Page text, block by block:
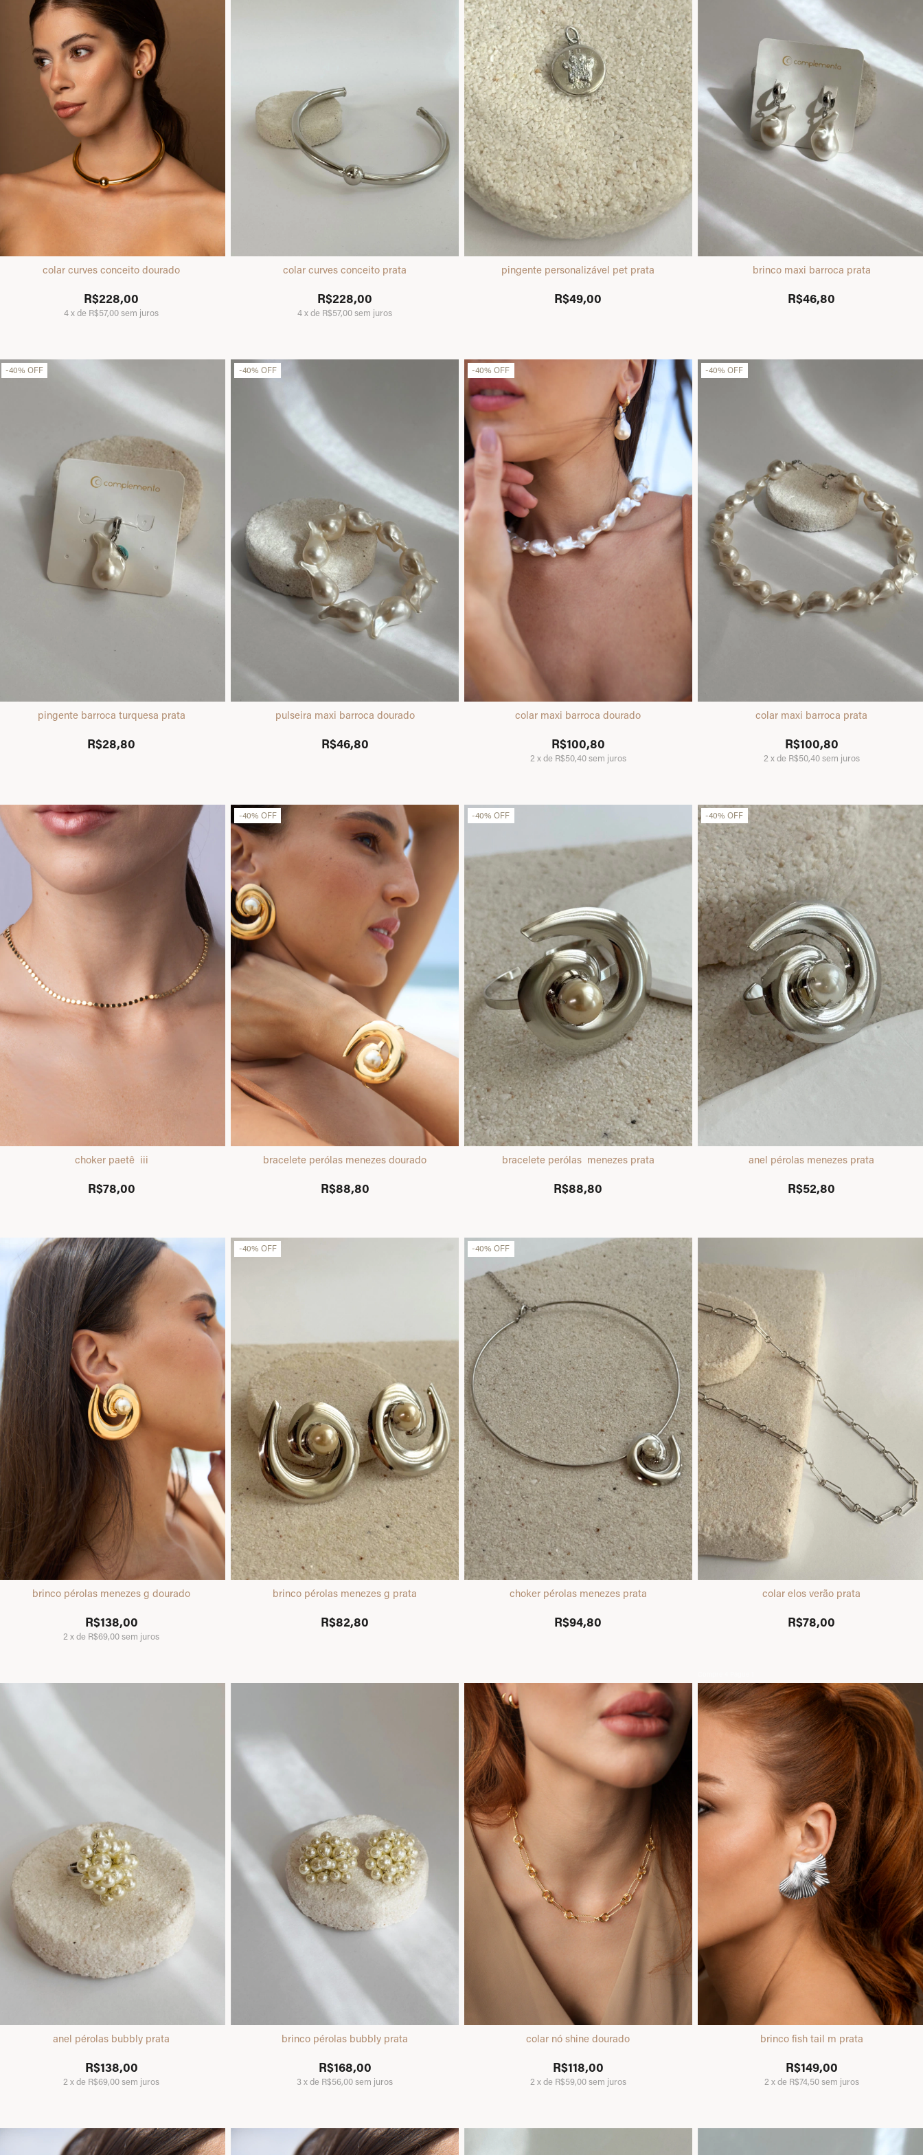
colar curves conceito dourado
R$228,00
4xde R$57,00sem juros
colar curves conceito prata
R$228,00
4xde R$57,00sem juros
pingente personalizável pet prata
R$49,00
brinco maxi barroca prata
R$46,80
-40% OFF
pingente barroca turquesa prata
R$28,80
-40% OFF
pulseira maxi barroca dourado
R$46,80
-40%OFF
colar maxi barroca dourado
R$100,80
2 xde R$50,40sem juros
-40%OFF
colar maxi barroca prata
R$100,80
2 xde R$50,40sem juros
choker paetê iii
R$78,00
-40% OFF
bracelete perólas menezes dourado
R$88,80
-40%OFF
bracelete perólas menezes prata
R$88,80
-40%OFF
anel pérolas menezes prata
R$52,80
brinco pérolas menezes g dourado
R$138,00
2 xde R$69,00sem juros
-40% OFF
brinco pérolas menezes g prata
R$82,80
-40%OFF
choker pérolas menezes prata
R$94,80
colar elos verão prata
R$78,00
anel pérolas bubbly prata
R$138,00
2 xde R$69,00sem juros
brinco pérolas bubbly prata
R$168,00
3xde R$56,00sem juros
colar nó shine dourado
R$118,00
2 xde R$59,00sem juros
brinco fish tail m prata
R$149,00
2 xde R$74,50sem juros